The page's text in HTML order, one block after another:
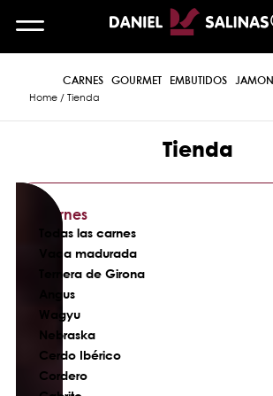
CARNES GOURMET EMBUTIDOS
Home/ Tienda
Tienda
Carnes
Todas las carnes
Vaca madurada
Ternera de Girona
Angus
Wagyu
Nebraska
Cerdo Ibérico
Cordero